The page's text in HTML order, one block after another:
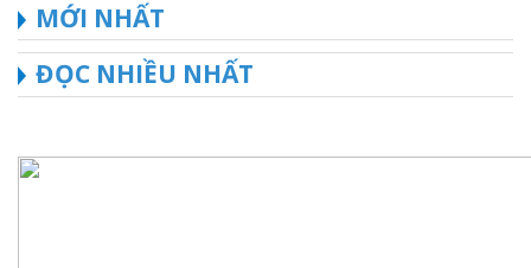
MỚI NHẤT
ĐỌC NHIỀU NHẤT